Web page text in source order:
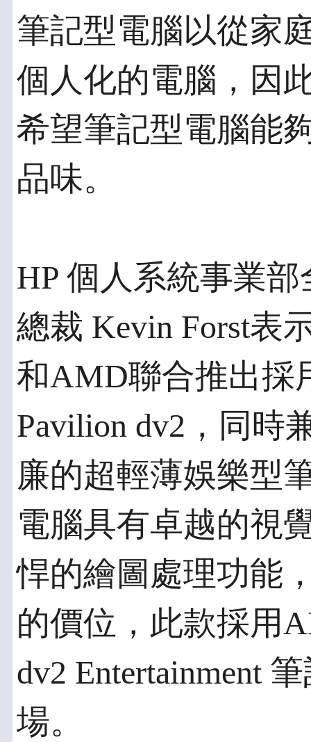
筆記型電腦以從家
個人化的電腦，因
希望筆記型電腦能
品味。
HP 個人系統事業
總裁 Kevin Forst表
和AMD聯合推出採
Pavilion dv2，同時
廉的超輕薄娛樂型
電腦具有卓越的視
悍的繪圖處理功能
的價位，此款採用
dv2 Entertainment
場。